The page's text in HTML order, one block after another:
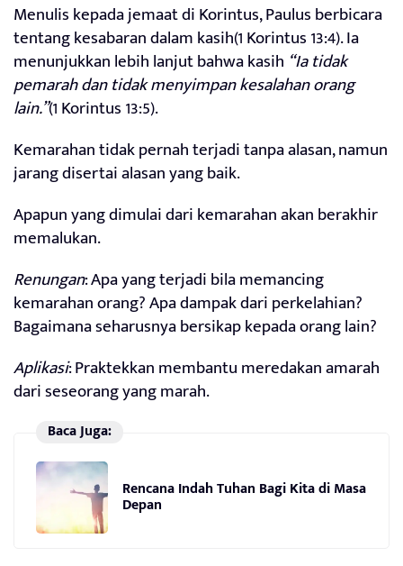
Menulis kepada jemaat di Korintus, Paulus berbicara
tentang kesabaran dalam kasih(1 Korintus 13:4). Ia
menunjukkan lebih lanjut bahwa kasih “Ia tidak
pemarah dan tidak menyimpan kesalahan orang
lain.”(1 Korintus 13:5).
Kemarahan tidak pernah terjadi tanpa alasan, namun
jarang disertai alasan yang baik.
Apapun yang dimulai dari kemarahan akan berakhir
memalukan.
Renungan: Apa yang terjadi bila memancing
kemarahan orang? Apa dampak dari perkelahian?
Bagaimana seharusnya bersikap kepada orang lain?
Aplikasi: Praktekkan membantu meredakan amarah
dari seseorang yang marah.
Baca Juga:
Rencana Indah Tuhan Bagi Kita di Masa
Depan